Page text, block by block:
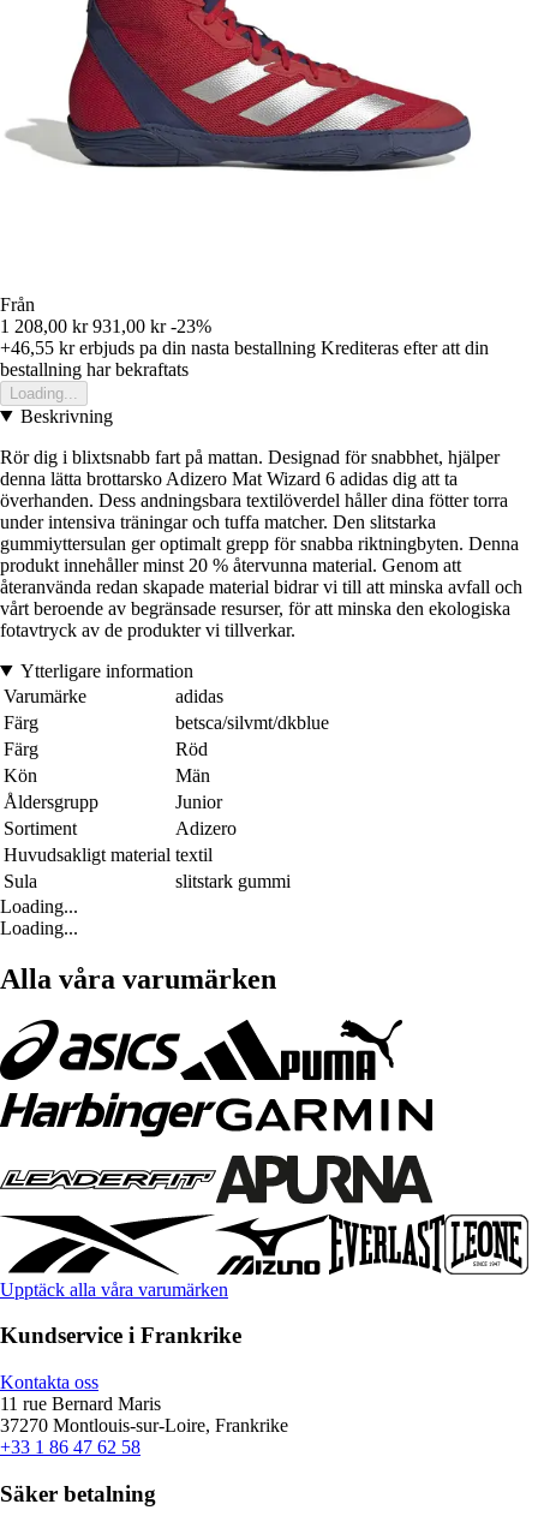
Från
1 208,00 kr 931,00 kr -23%
+46,55 krerbjuds pa din nasta bestallning Krediteras efter att din
bestallning har bekraftats
Loading...
Beskrivning
Rör dig i blixtsnabb fart på mattan. Designad för snabbhet, hjälper
denna lätta brottarsko Adizero Mat Wizard 6 adidas dig att ta
överhanden. Dess andningsbara textilöverdel håller dina fötter torra
under intensiva träningar och tuffa matcher. Den slitstarka
gummiyttersulan ger optimalt grepp för snabba riktningbyten. Denna
produkt innehåller minst 20 % återvunna material. Genom att
återanvända redan skapade material bidrar vi till att minska avfall och
vårt beroende av begränsade resurser, för att minska den ekologiska
fotavtryck av de produkter vi tillverkar.
Ytterligare information
Varumärke
adidas
Färg
betsca/silvmt/dkblue
Färg
Röd
Kön
Män
Åldersgrupp
Junior
Sortiment
Adizero
Huvudsakligt material textil
Sula
slitstark gummi
Loading...
Loading...
Alla våra varumärken
Upptäck alla våra varumärken
Kundservice i Frankrike
Kontakta oss
11 rue Bernard Maris
37270 Montlouis-sur-Loire, Frankrike
+33 1 86 47 62 58
Säker betalning